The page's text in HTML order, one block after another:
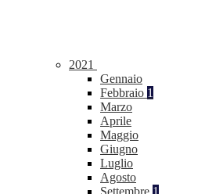
2021
Gennaio
Febbraio 1
Marzo
Aprile
Maggio
Giugno
Luglio
Agosto